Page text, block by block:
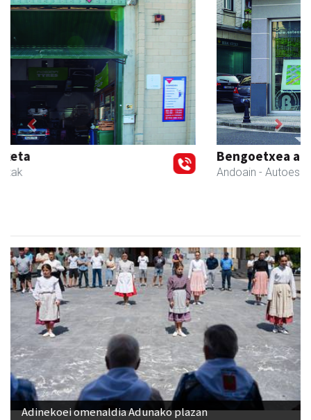
Bengoetxea autoeskola
Andoain
Previous Next
Adinekoei omenaldia Adunako plazan